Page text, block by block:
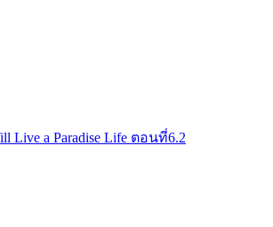
Live a Paradise Life ตอนที่6.2